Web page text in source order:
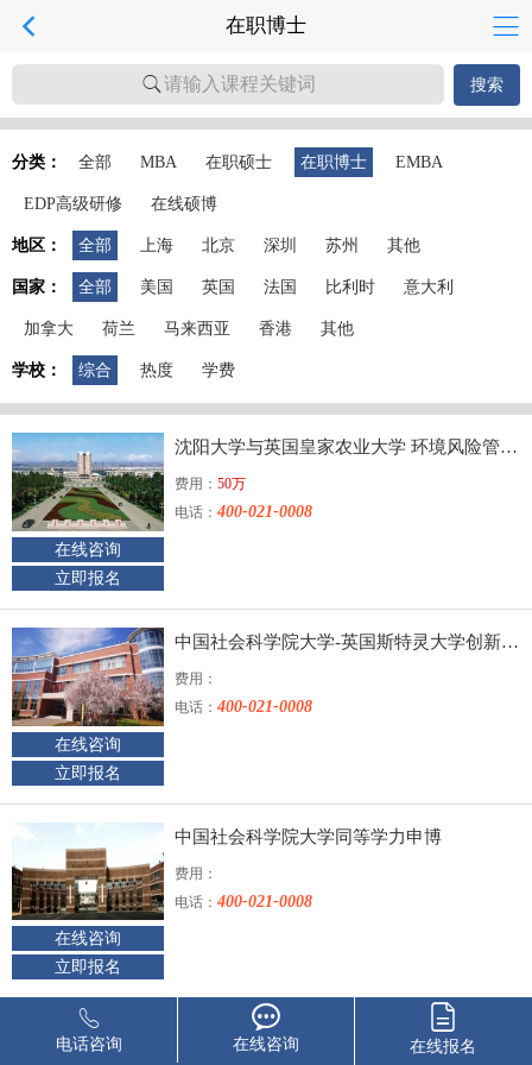
在职博士
请输入课程关键词 搜索
分类： 全部 MBA 在职硕士 在职博士 EMBA
EDP高级研修 在线硕博
地区： 全部 上海 北京 深圳 苏州 其他
国家： 全部 美国 英国 法国 比利时 意大利
加拿大 荷兰 马来西亚 香港 其他
学校： 综合 热度 学费
在线咨询
立即报名
沈阳大学与英国皇家农业大学 环境风险管理博士
费用： 50万
电话： 400-021-0008
在线咨询
立即报名
中国社会科学院大学-英国斯特灵大学创新与领导力博士
费用：
电话： 400-021-0008
在线咨询
立即报名
中国社会科学院大学同等学力申博
费用：
电话： 400-021-0008
电话咨询 在线咨询 在线报名